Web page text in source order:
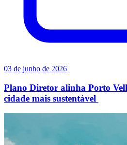
03 de junho de 2026
Plano Diretor alinha Porto
cidade mais sustentável